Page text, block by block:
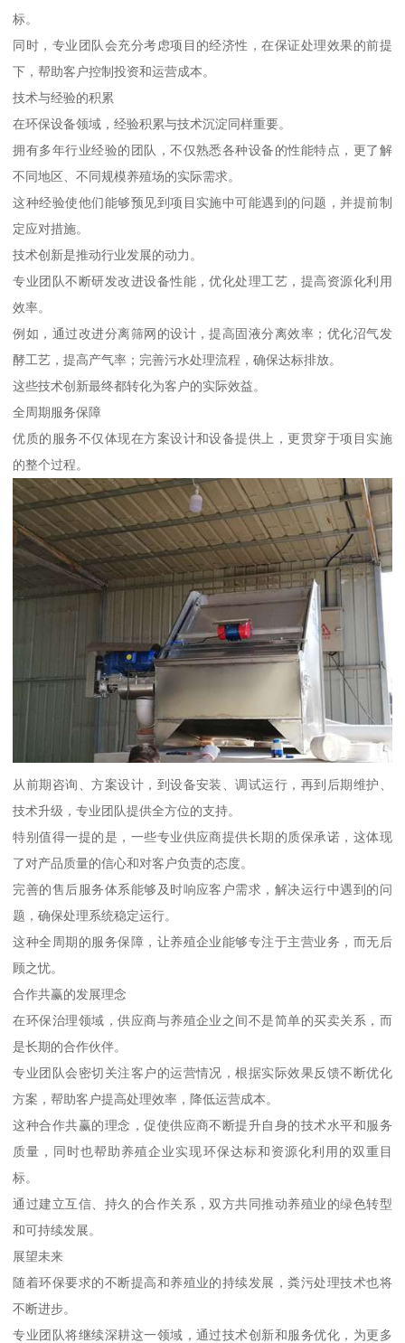
标。
同时，专业团队会充分考虑项目的经济性，在保证处理效果的前提
下，帮助客户控制投资和运营成本。
技术与经验的积累
在环保设备领域，经验积累与技术沉淀同样重要。
拥有多年行业经验的团队，不仅熟悉各种设备的性能特点，更了解
不同地区、不同规模养殖场的实际需求。
这种经验使他们能够预见到项目实施中可能遇到的问题，并提前制
定应对措施。
技术创新是推动行业发展的动力。
专业团队不断研发改进设备性能，优化处理工艺，提高资源化利用
效率。
例如，通过改进分离筛网的设计，提高固液分离效率；优化沼气发
酵工艺，提高产气率；完善污水处理流程，确保达标排放。
这些技术创新最终都转化为客户的实际效益。
全周期服务保障
优质的服务不仅体现在方案设计和设备提供上，更贯穿于项目实施
的整个过程。
从前期咨询、方案设计，到设备安装、调试运行，再到后期维护、
技术升级，专业团队提供全方位的支持。
特别值得一提的是，一些专业供应商提供长期的质保承诺，这体现
了对产品质量的信心和对客户负责的态度。
完善的售后服务体系能够及时响应客户需求，解决运行中遇到的问
题，确保处理系统稳定运行。
这种全周期的服务保障，让养殖企业能够专注于主营业务，而无后
顾之忧。
合作共赢的发展理念
在环保治理领域，供应商与养殖企业之间不是简单的买卖关系，而
是长期的合作伙伴。
专业团队会密切关注客户的运营情况，根据实际效果反馈不断优化
方案，帮助客户提高处理效率，降低运营成本。
这种合作共赢的理念，促使供应商不断提升自身的技术水平和服务
质量，同时也帮助养殖企业实现环保达标和资源化利用的双重目
标。
通过建立互信、持久的合作关系，双方共同推动养殖业的绿色转型
和可持续发展。
展望未来
随着环保要求的不断提高和养殖业的持续发展，粪污处理技术也将
不断进步。
专业团队将继续深耕这一领域，通过技术创新和服务优化，为更多